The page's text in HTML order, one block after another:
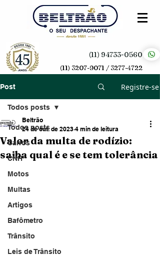
(11) 94733-0560
(11) 3207-9071 / 3277-4722
Post Registre-se
Todos posts
Carros
CNH
Motos
Multas
Artigos
Bafômetro
Trânsito
Leis de Trânsito
Todos posts
Valor da multa de rodízio:
saiba qual é e se tem tolerância
Beltrão
24 de out. de 2023 4 min de leitura